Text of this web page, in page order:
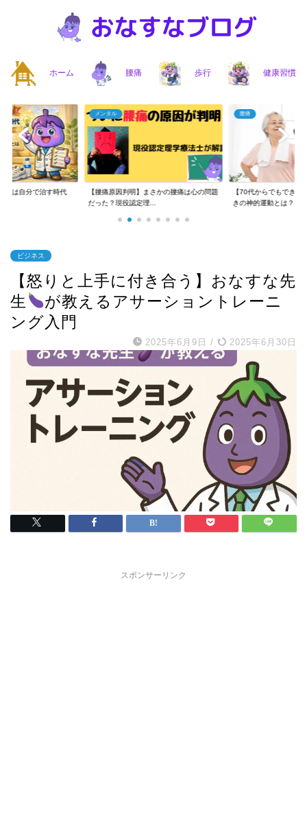
ホーム 腰痛 歩行 健康習慣
痛は自分で治す時代
メンタル
【腰痛原因判明】まさかの腰痛は心の問題
だった？現役認定理...
腰痛
【70代からでもできる
きの神的運動とは？...
ビジネス
【怒りと上手に付き合う】おなすな先
生
が教えるアサーショントレーニ
ング入門
2025年6月9日 / 2025年6月30日
スポンサーリンク